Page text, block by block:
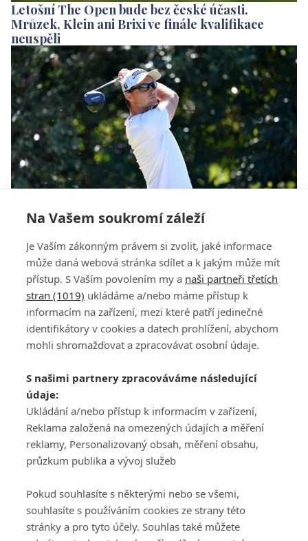
Na Vašem soukromí záleží
Je Vaším zákonným právem si zvolit, jaké informace
může daná webová stránka sdílet a k jakým může mít
přístup. S Vaším povolením my a naši partneři třetích
stran (1019) ukládáme a/nebo máme přístup k
informacím na zařízení, mezi které patří jedinečné
identifikátory v cookies a datech prohlížení, abychom
mohli shromažďovat a zpracovávat osobní údaje.
S našimi partnery zpracováváme následující
údaje:
Ukládání a/nebo přístup k informacím v zařízení,
Reklama založená na omezených údajích a měření
reklamy, Personalizovaný obsah, měření obsahu,
průzkum publika a vývoj služeb
Pokud souhlasíte s některými nebo se všemi,
souhlasíte s používáním cookies ze strany této
stránky a pro tyto účely. Souhlas také můžete
Letošní The Open bude bez české účasti.
Mrůzek, Klein ani Brixi ve finále kvalifikace
neuspěli
Zuska ve Francii útočil v pátek na elitní desítku,
nakonec ale o ránu neprošel cutem
Všeobecné obchodní
podmínky služby
GolfExtra.cz Premium
Podmínky zpracování
osobních údajů při
GolfExtra
Ceník GolfExtra.cz
Premium
ATV CZ, s.r.o.
140 00 Praha 4